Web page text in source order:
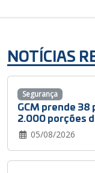
NOTÍCIAS
GCM prende 38
2.000 porções
05/08/2026
Segurança